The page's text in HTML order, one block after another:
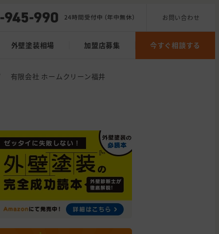
お問い合わせ
外壁塗装相場 加盟店募集 今すぐ相談する
有限会社 ホームクリーン福井